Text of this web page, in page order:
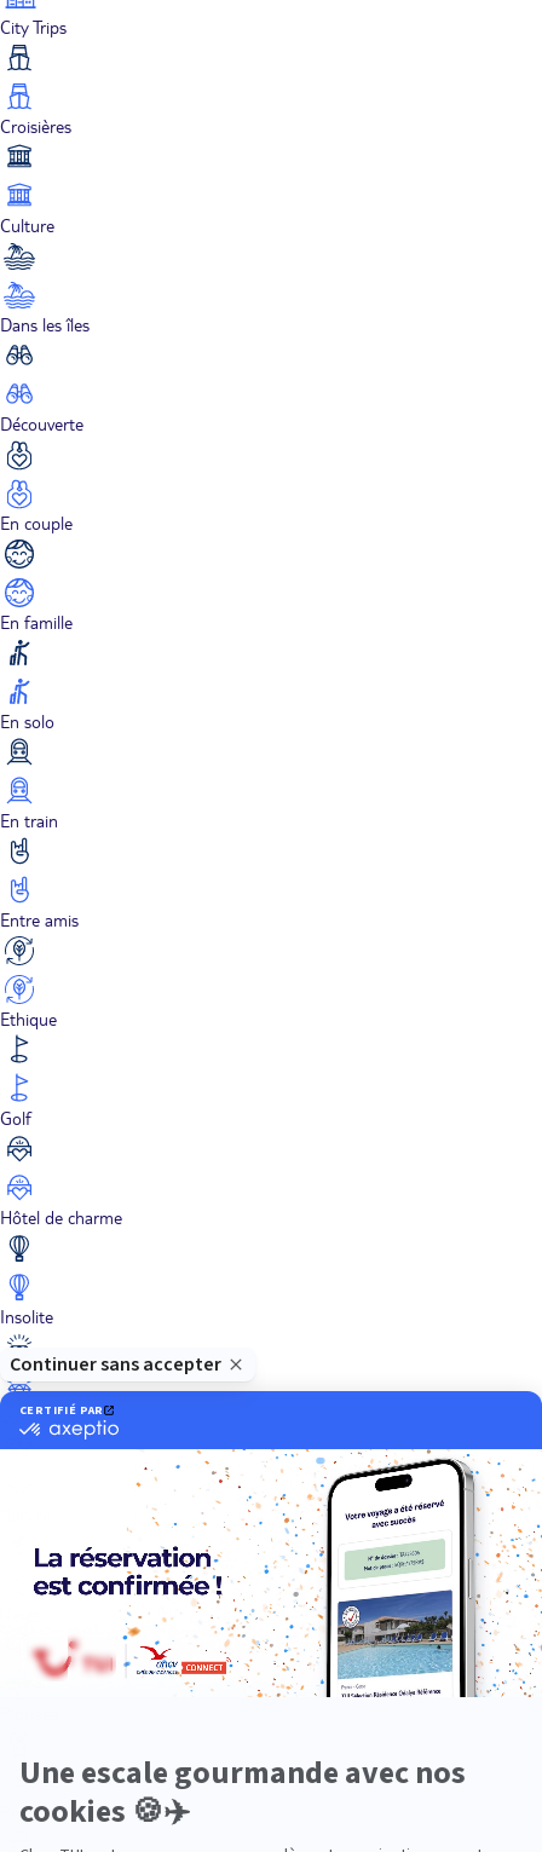
City Trips
Croisières
Culture
Dans les îles
Découverte
En couple
En famille
En solo
En train
Entre amis
Ethique
Golf
Hôtel de charme
Insolite
Luxe
Premium